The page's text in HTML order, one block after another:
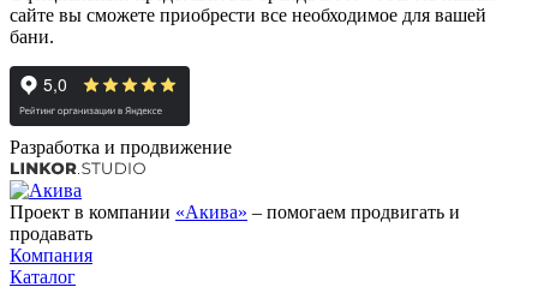
сайте вы сможете приобрести все необходимое для вашей
бани.
Разработка и продвижение
Проект в компании «Акива» – помогаем продвигать и
продавать
Компания
Каталог